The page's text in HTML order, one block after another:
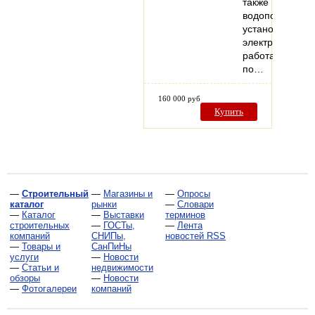
установках
работающих
по…
160 000 руб
Купить
— Строительный
каталог
— Каталог
строительных
компаний
— Товары и
услуги
— Статьи и
обзоры
— Фотогалереи
— Магазины и
рынки
— Выставки
— ГОСТы,
СНИПы,
СанПиНы
— Новости
недвижимости
— Новости
компаний
— Опросы
— Словари
терминов
— Лента
новостей RSS